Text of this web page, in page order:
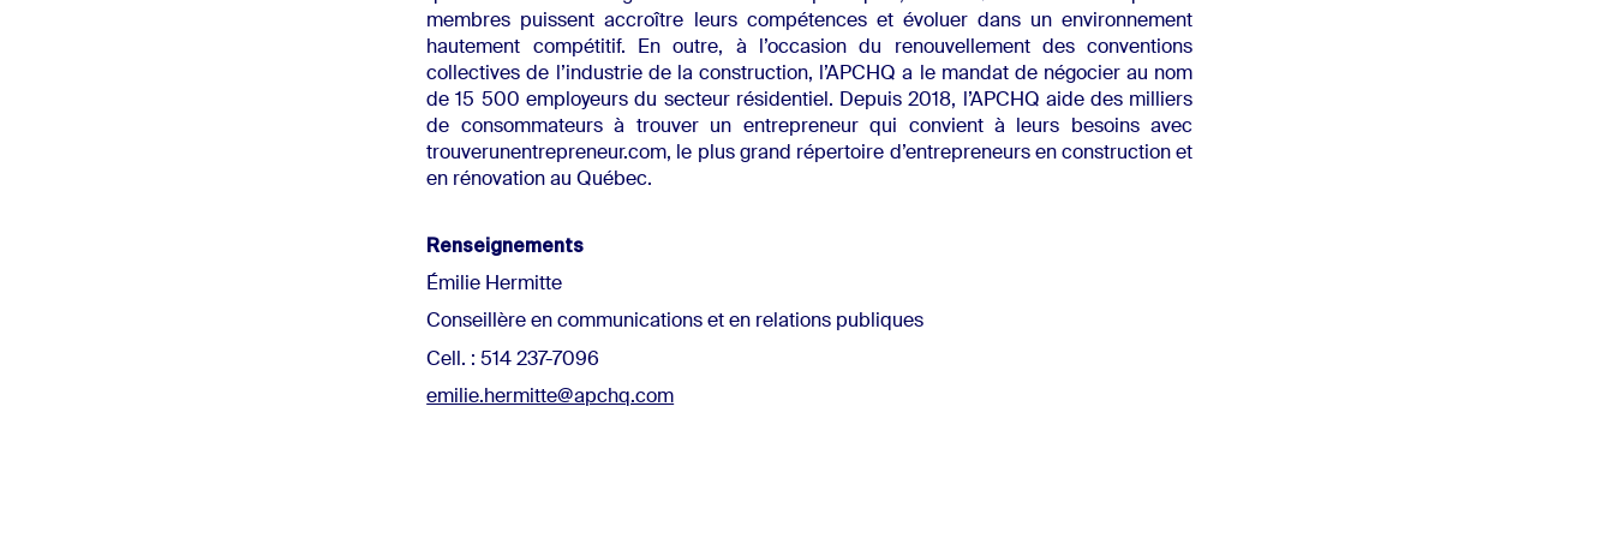
membres puissent accroître leurs compétences et évoluer dans un environnement
hautement compétitif. En outre, à l’occasion du renouvellement des conventions
collectives de l’industrie de la construction, l’APCHQ a le mandat de négocier au nom
de 15 500 employeurs du secteur résidentiel. Depuis 2018, l’APCHQ aide des milliers
de consommateurs à trouver un entrepreneur qui convient à leurs besoins avec
trouverunentrepreneur.com, le plus grand répertoire d’entrepreneurs en construction et
en rénovation au Québec.
Renseignements
Émilie Hermitte
Conseillère en communications et en relations publiques
Cell. : 514 237-7096
emilie.hermitte@apchq.com